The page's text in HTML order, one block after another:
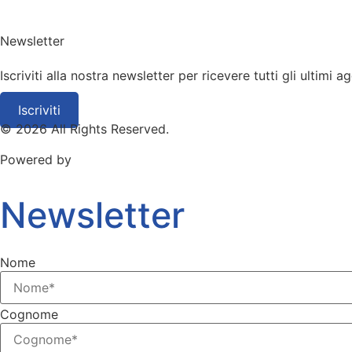
Newsletter
Iscriviti alla nostra newsletter per ricevere tutti gli ultimi
Iscriviti
© 2026 All Rights Reserved.
Powered by
Newsletter
Nome
Cognome